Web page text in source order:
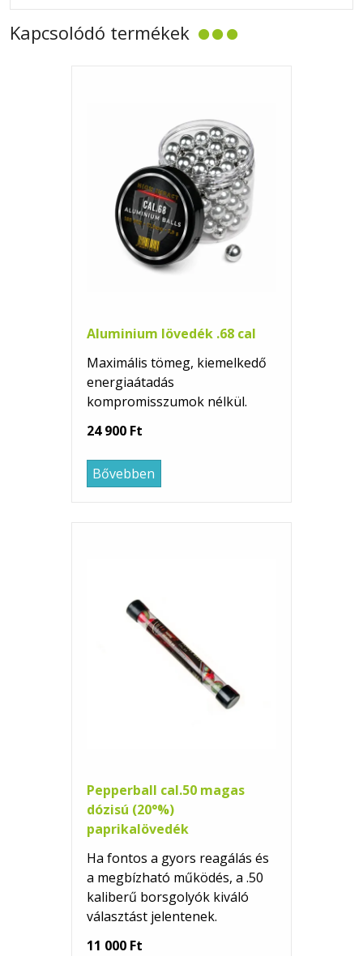
Kapcsolódó termékek
Aluminium lövedék .68 cal
Maximális tömeg, kiemelkedő
energiaátadás
kompromisszumok nélkül.
24 900 Ft
Bővebben
Pepperball cal.50 magas
dózisú (20°%)
paprikalövedék
Ha fontos a gyors reagálás és
a megbízható működés, a .50
kaliberű borsgolyók kiváló
választást jelentenek.
11 000 Ft